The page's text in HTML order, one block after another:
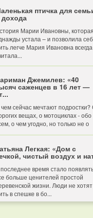
птичка для
дохода
Марии Ивановны, которая
устала – и позволила
легче Мария Ивановна всегда
Джемилев: «40
саженцев в 16 лет —
сейчас мечтают подростки?
вещах, о мотоциклах - обо
о чем угодно, но только не о
Легкая: «Дом с
чистый воздух и
время стало
больше ценителей простой
жизни. Люди не хотят
в спешке в бо...